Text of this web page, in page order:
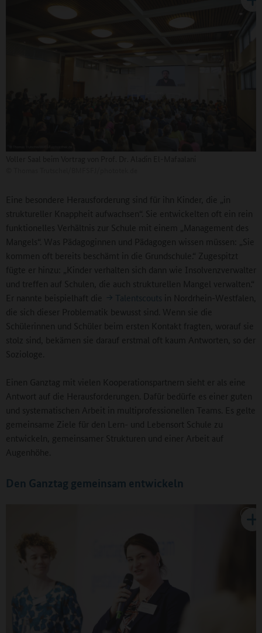
Eine besondere Herausforderung sind für ihn Kinder, die „in
struktureller Knappheit aufwachsen“. Sie entwickelten oft ein rein
funktionelles Verhältnis zur Schule mit einem „Management des
Mangels“. Was Pädagoginnen und Pädagogen wissen müssen: „Sie
kommen oft bereits beschämt in die Grundschule.“ Zugespitzt
fügte er hinzu: „Kinder verhalten sich dann wie Insolvenzverwalter
und treffen auf Schulen, die auch strukturellen Mangel verwalten.“
Er nannte beispielhaft die
Talentscouts
in Nordrhein-Westfalen,
die sich dieser Problematik bewusst sind. Wenn sie die
Schülerinnen und Schüler beim ersten Kontakt fragten, worauf sie
stolz sind, bekämen sie darauf erstmal oft kaum Antworten, so der
Soziologe.
Einen Ganztag mit vielen Kooperationspartnern sieht er als eine
Antwort auf die Herausforderungen. Dafür bedürfe es einer guten
und systematischen Arbeit in multiprofessionellen Teams. Es gelte
gemeinsame Ziele für den Lern- und Lebensort Schule zu
entwickeln, gemeinsamer Strukturen und einer Arbeit auf
Augenhöhe.
Den Ganztag gemeinsam entwickeln